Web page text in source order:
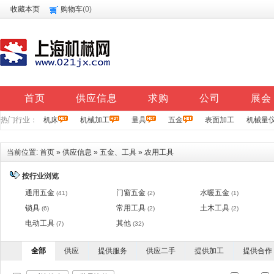
收藏本页 购物车(0)
首页 供应信息 求购 公司 展会
热门行业： 机床 机械加工 量具 五金 表面加工 机械量
当前位置: 首页 » 供应信息 » 五金、工具 » 农用工具
按行业浏览
通用五金 (41) 门窗五金 (2) 水暖五金 (1)
锁具 (6) 常用工具 (2) 土木工具 (2)
电动工具 (7) 其他 (32)
全部 供应 提供服务 供应二手 提供加工 提供合作